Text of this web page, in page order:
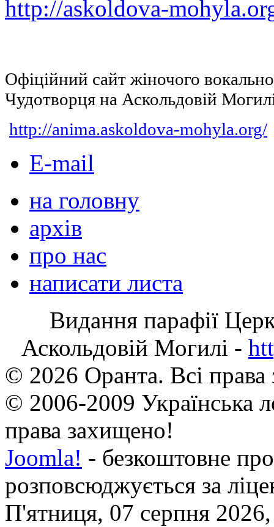
http://askoldova-
Офіційний сайт жіночого
Чудотворця на Аскольдовій
http://anima.askoldova-mohyla.org/
E-mail
на головну
архів
про нас
написати листа
Видання парафії
Аскольдовій Могилі -
© 2026 Оранта. Всі
© 2006-2009 Українська
права захищено!
Joomla! - безкоштовне
розповсюджується за
П'ятниця, 07 серпня